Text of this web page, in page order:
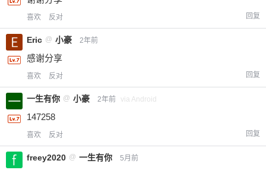
喜欢 反对 回复
Eric @ 小豪 2年前
感谢分享
喜欢 反对 回复
一生有你 @ 小豪 2年前 via Android
147258
喜欢 反对 回复
freey2020 @ 一生有你 5月前